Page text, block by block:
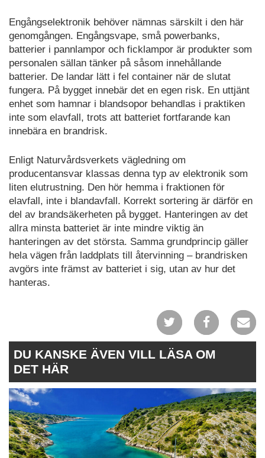
Engångselektronik behöver nämnas särskilt i den här
genomgången. Engångsvape, små powerbanks,
batterier i pannlampor och ficklampor är produkter som
personalen sällan tänker på såsom innehållande
batterier. De landar lätt i fel container när de slutat
fungera. På bygget innebär det en egen risk. En uttjänt
enhet som hamnar i blandsopor behandlas i praktiken
inte som elavfall, trots att batteriet fortfarande kan
innebära en brandrisk.
Enligt Naturvårdsverkets vägledning om
producentansvar klassas denna typ av elektronik som
liten elutrustning. Den hör hemma i fraktionen för
elavfall, inte i blandavfall. Korrekt sortering är därför en
del av brandsäkerheten på bygget. Hanteringen av det
allra minsta batteriet är inte mindre viktig än
hanteringen av det största. Samma grundprincip gäller
hela vägen från laddplats till återvinning – brandrisken
avgörs inte främst av batteriet i sig, utan av hur det
hanteras.
DU KANSKE ÄVEN VILL LÄSA OM
DET HÄR